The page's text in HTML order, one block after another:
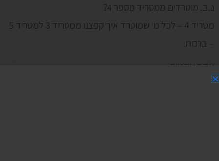
נ.ב. מוטרדים ממטריד מספר 4?
מטריד 4 – לכל מי שמוטרד איך קפצנו ממטריד 3 למטריד 5
– ברכות.
אתם עירניים.